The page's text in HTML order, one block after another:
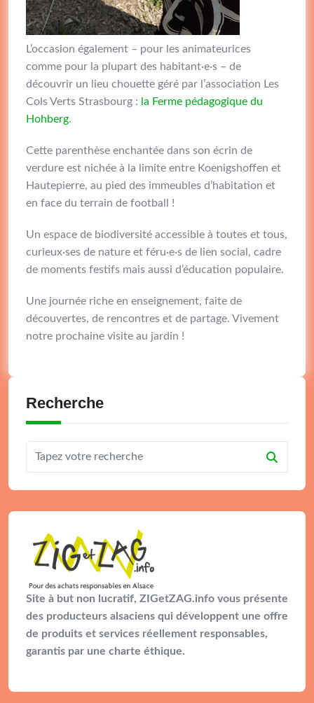
L’occasion également – pour les animateurices
comme pour la plupart des habitant·e·s – de
découvrir un lieu chouette géré par l’association Les
Cols Verts Strasbourg : la Ferme pédagogique du
Hohberg.
Cette parenthèse enchantée dans son écrin de
verdure est nichée à la limite entre Koenigshoffen et
Hautepierre, au pied des immeubles d’habitation et
en face du terrain de football !
Un espace de biodiversité accessible à toutes et tous,
curieux·ses de nature et féru·e·s de lien social, cadre
de moments festifs mais aussi d’éducation populaire.
Une journée riche en enseignement, faite de
découvertes, de rencontres et de partage. Vivement
notre prochaine visite au jardin !
Recherche
Site à but non lucratif, ZIGetZAG.info vous présente
des producteurs alsaciens qui développent une offre
de produits et services réellement responsables,
garantis par une charte éthique.